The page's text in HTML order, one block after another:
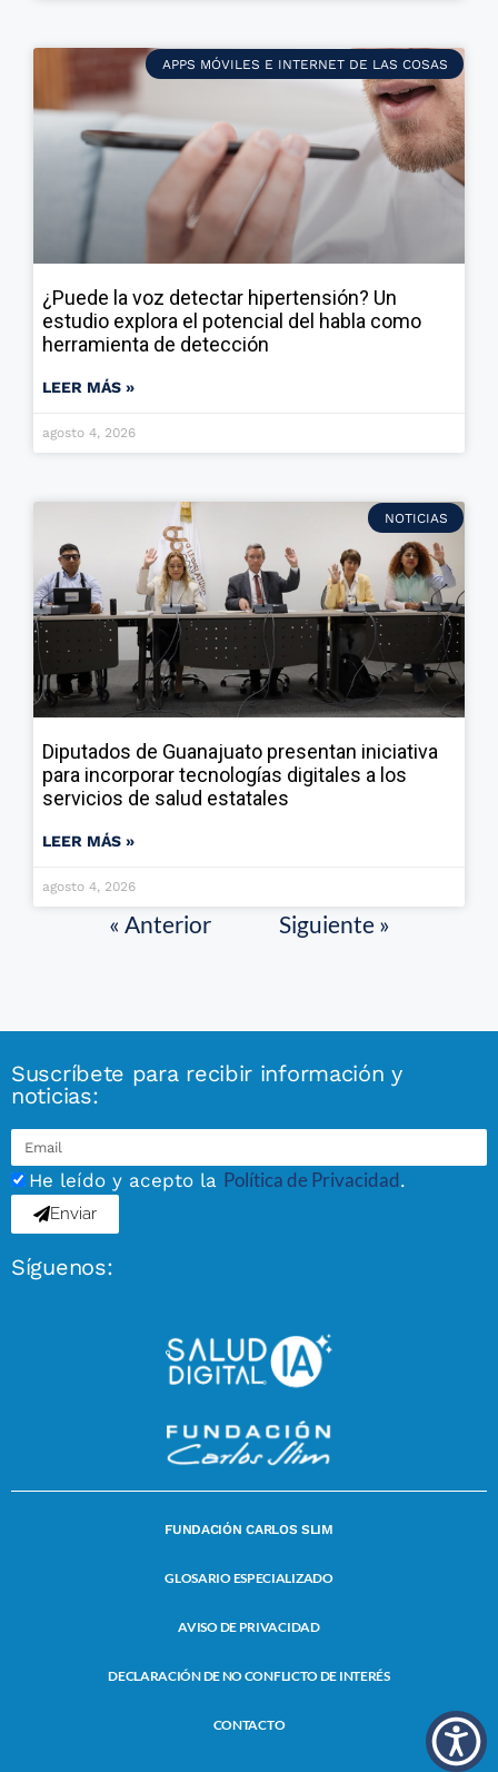
APPS MÓVILES E INTERNET DE LAS COSAS
¿Puede la voz detectar hipertensión? Un
estudio explora el potencial del habla como
herramienta de detección
LEER MÁS »
agosto 4, 2026
NOTICIAS
Diputados de Guanajuato presentan iniciativa
para incorporar tecnologías digitales a los
servicios de salud estatales
LEER MÁS »
agosto 4, 2026
« Anterior Siguiente »
Suscríbete para recibir información y
noticias:
He leído y acepto la Política de Privacidad.
Enviar
Síguenos:
FUNDACIÓN CARLOS SLIM
GLOSARIO ESPECIALIZADO
AVISO DE PRIVACIDAD
DECLARACIÓN DE NO CONFLICTO DE INTERÉS
CONTACTO